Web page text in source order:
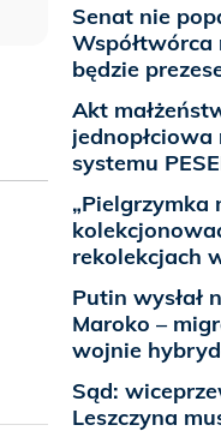
Senat nie
będzie
Akt
systemu
„Pielgrzymka
rekolekcjach
Putin wysłał
Maroko –
wojnie
Sąd:
Leszczyna